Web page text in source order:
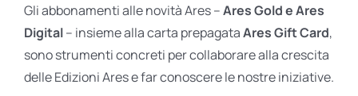
Gli abbonamenti alle novità Ares –Ares Gold e Ares
Digital– insieme alla carta prepagataAres Gift Card,
sono strumenti concreti per collaborare alla crescita
delle Edizioni Ares e far conoscere le nostre iniziative.